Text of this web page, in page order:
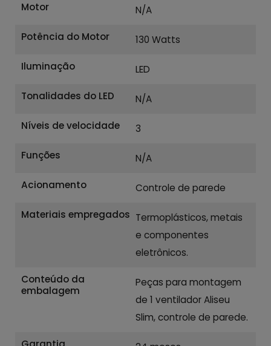
Motor N/A
Potência do Motor 130 Watts
Iluminação LED
Tonalidades do LED N/A
Níveis de velocidade 3
Funções N/A
Acionamento Controle de parede
Materiais empregados Termoplásticos, metais
e componentes
eletrônicos.
Conteúdo da
embalagem
Peças para montagem
de 1 ventilador Aliseu
Slim, controle de parede.